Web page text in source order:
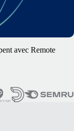
avec Remote